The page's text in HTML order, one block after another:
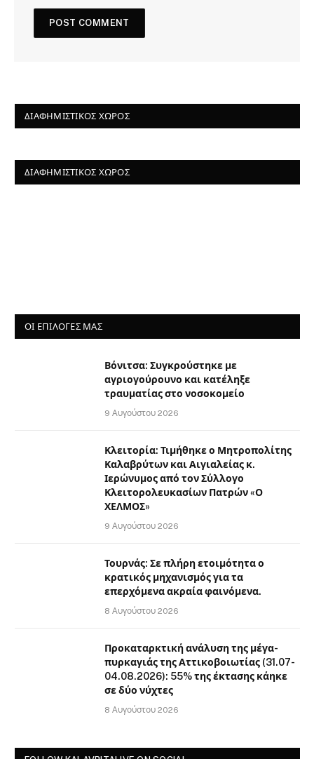
ΔΙΑΦΗΜΙΣΤΙΚΌΣ ΧΏΡΟΣ
ΔΙΑΦΗΜΙΣΤΙΚΌΣ ΧΏΡΟΣ
ΟΙ ΕΠΙΛΟΓΈΣ ΜΑΣ
Βόνιτσα: Συγκρούστηκε με
αγριογούρουνο και κατέληξε
τραυματίας στο νοσοκομείο
9 Αυγούστου 2026
Κλειτορία: Τιμήθηκε ο Μητροπολίτης
Καλαβρύτων και Αιγιαλείας κ.
Ιερώνυμος από τον Σύλλογο
Κλειτορολευκασίων Πατρών «Ο
ΧΕΛΜΟΣ»
9 Αυγούστου 2026
Τουρνάς: Σε πλήρη ετοιμότητα ο
κρατικός μηχανισμός για τα
επερχόμενα ακραία φαινόμενα.
8 Αυγούστου 2026
Προκαταρκτική ανάλυση της μέγα-
πυρκαγιάς της Αττικοβοιωτίας (31.07-
04.08.2026): 55% της έκτασης κάηκε
σε δύο νύχτες
8 Αυγούστου 2026